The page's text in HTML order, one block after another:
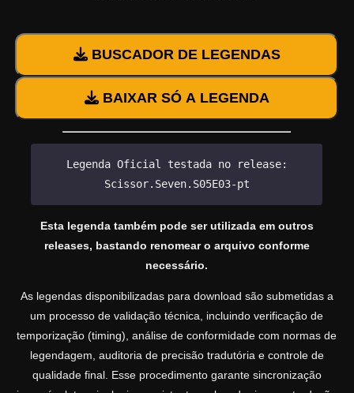
BUSCADOR DE LEGENDAS
BAIXAR SÓ A LEGENDA
Legenda Oficial testada no release:
Scissor.Seven.S05E03-pt
Esta legenda também pode ser utilizada em outros
releases, bastando renomear o arquivo conforme
necessário.
As legendas disponibilizadas para download são submetidas a
um processo de validação técnica, incluindo verificação de
temporização (timing), análise de conformidade com normas de
legendagem, auditoria de precisão tradutória e controle de
qualidade final. Esse procedimento garante sincronização